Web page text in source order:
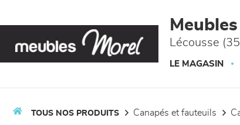
Lécousse
LE MAGASIN
TOUS NOS PRODUITS canapés et fauteuils